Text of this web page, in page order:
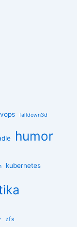
falldown3d
humor
kubernetes
zfs